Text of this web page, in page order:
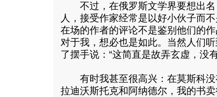
不过，在俄罗斯文学界要想出名
人，接受作家经常是以好小伙子而
在场的作者的评论不是鉴别他们的
对于我，想必也是如此。当然人们
了摆手说：“这简直是故弄玄虚，没
有时我甚至很高兴：在莫斯科没
拉迪沃斯托克和阿纳德尔，我的书